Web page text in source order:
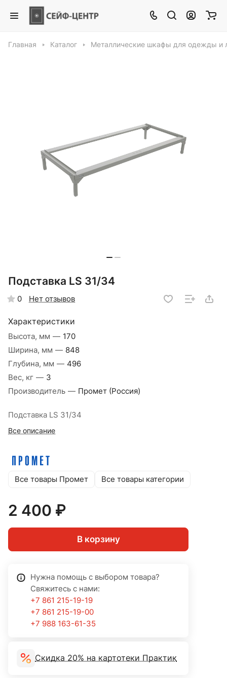
Главная Каталог Металлические шкафы для одежды и
Подставка LS 31/34
0 Нет отзывов
Характеристики
Высота, мм — 170
Ширина, мм — 848
Глубина, мм — 496
Вес, кг — 3
Производитель — Промет (Россия)
Подставка LS 31/34
Все описание
Все товары Промет Все товары категории
2 400 ₽
В корзину
Нужна помощь с выбором товара?
Свяжитесь с нами:
+7 861 215-19-19
+7 861 215-19-00
+7 988 163-61-35
Скидка 20% на картотеки Практик